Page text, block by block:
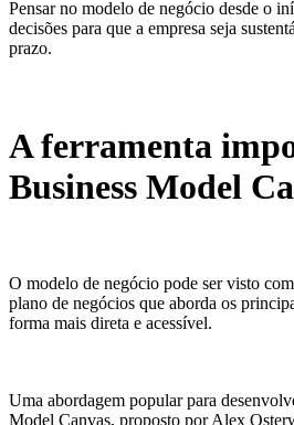
Pensar no modelo de negócio desde o
decisões para que a empresa seja
prazo.
A ferramenta
Business Model
O modelo de negócio pode ser visto
plano de negócios que aborda os
forma mais direta e acessível.
Uma abordagem popular para
Model Canvas, proposto por Alex